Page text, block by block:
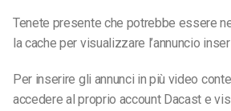
Tenete presente che potrebbe essere
la cache per visualizzare l’annuncio
Per inserire gli annunci in più video
accedere al proprio account Dacast e